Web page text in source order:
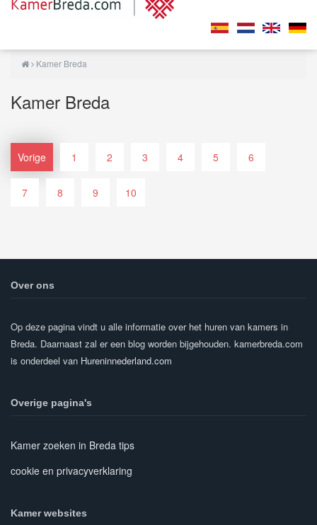
Kamer Breda
Kamer Breda
Vorige 1 2 3 4 5 6
7 8 9 10
Over ons
Op deze pagina vindt u alle informatie over het huren van kamers in
Breda. Daarnaast zal er een blog worden bijgehouden. kamerbreda.com
is onderdeel van Hureninnederland.com
Overige pagina's
Kamer zoeken in Breda tips
cookie en privacyverklaring
Kamer websites